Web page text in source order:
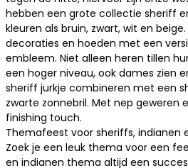
hebben een grote collectie sheriff
kleuren als bruin, zwart, wit en
decoraties en hoeden met een
embleem. Niet alleen heren tillen
een hoger niveau, ook dames zien
sheriff jurkje combineren met een
zwarte zonnebril. Met nep geweren
finishing touch.
Themafeest voor sheriffs, indianen
Zoek je een leuk thema voor een
en indianen thema altijd een